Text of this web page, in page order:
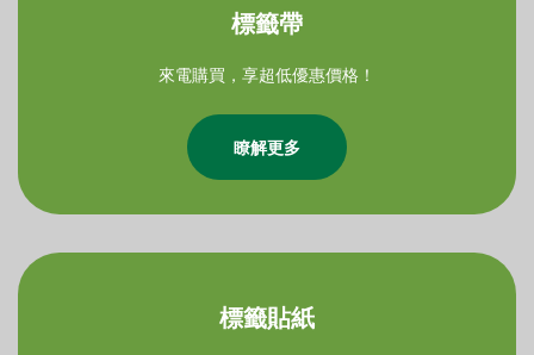
標籤帶
來電購買，享超低優惠價格！
瞭解更多
標籤貼紙